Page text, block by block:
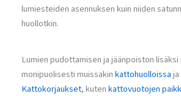
lumiesteiden asennuksen kuin niiden
huollotkin.
Lumien pudottamisen ja jäänpoiston
monipuolisesti muissakinkattohuolloissa
Kattokorjaukset, kutenkattovuotojen